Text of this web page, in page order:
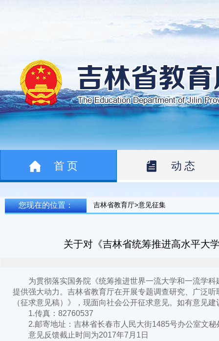
首页 动态
您现在的位置： 吉林省教育厅>意见征集
关于对《吉林省统筹推进高水平大
为贯彻落实国务院《统筹推进世界一流大学和一流学科
提供强大动力。吉林省教育厅在开展专题调查研究、广泛
（征求意见稿）》，现面向社会公开征求意见。如有意见
1.传真：82760537
2.邮寄地址：吉林省长春市人民大街1485号办公室文秘
意见反馈截止时间为2017年7月1日